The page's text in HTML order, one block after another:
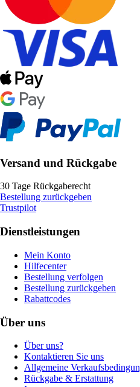
Versand und Rückgabe
30 Tage Rückgaberecht
Bestellung zurückgeben
Trustpilot
Dienstleistungen
Mein Konto
Hilfecenter
Bestellung verfolgen
Bestellung zurückgeben
Rabattcodes
Über uns
Über uns?
Kontaktieren Sie uns
Allgemeine
Rückgabe & Erstattung